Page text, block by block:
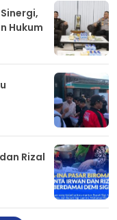
Hukum
Rizal